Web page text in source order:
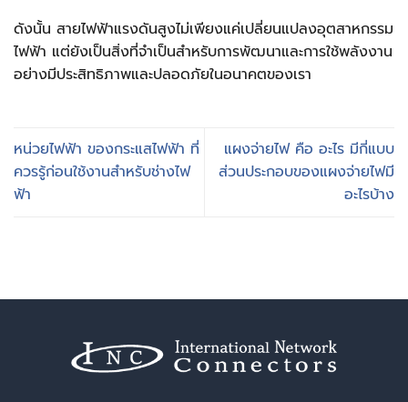
ดังนั้น สายไฟฟ้าแรงดันสูงไม่เพียงแค่เปลี่ยนแปลงอุตสาหกรรม
ไฟฟ้า แต่ยังเป็นสิ่งที่จำเป็นสำหรับการพัฒนาและการใช้พลังงาน
อย่างมีประสิทธิภาพและปลอดภัยในอนาคตของเรา
หน่วยไฟฟ้า ของกระแสไฟฟ้า ที่
ควรรู้ก่อนใช้งานสำหรับช่างไฟ
ฟ้า
แผงจ่ายไฟ คือ อะไร มีกี่แบบ
ส่วนประกอบของแผงจ่ายไฟมี
อะไรบ้าง